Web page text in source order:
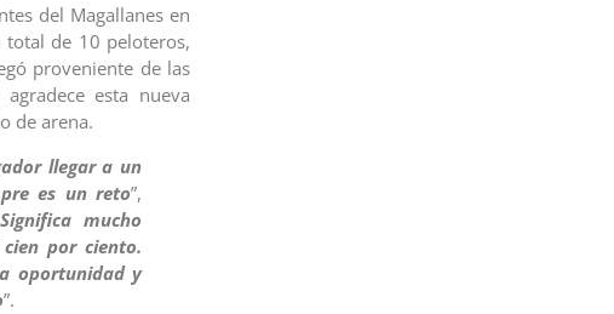
del Magallanes en
de 10 peloteros,
proveniente de las
esta nueva
de arena.
llegar a un
es un reto”,
Significa mucho
por ciento.
oportunidad y
”.